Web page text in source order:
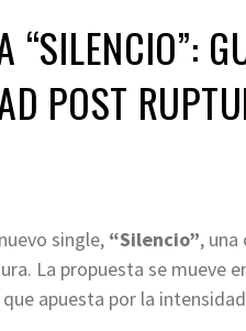
“SILENCIO”:
POST
single, “Silencio”, una
La propuesta se mueve
apuesta por la